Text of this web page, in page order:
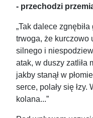
- przechodzi
„Tak dalece
trwoga, że kurczowo
silnego i
atak, w duszy zatliła
jakby stanął w
serce, polały się łzy.
kolana...”